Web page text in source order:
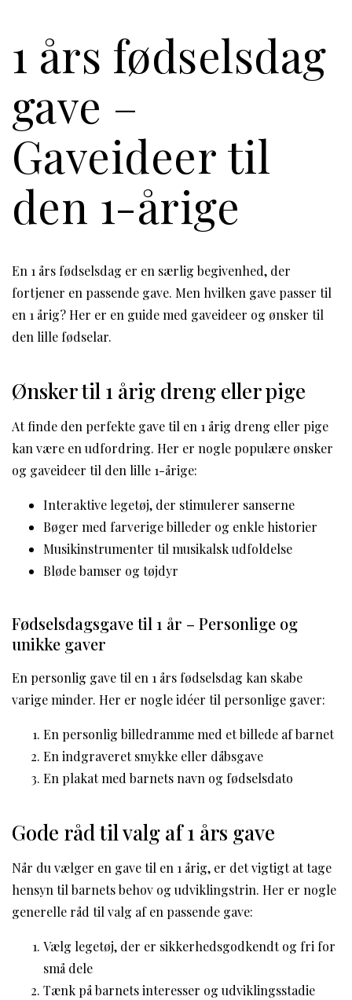
1 års fødselsdag
gave –
Gaveideer til
den 1-årige
En 1 års fødselsdag er en særlig begivenhed, der
fortjener en passende gave. Men hvilken gave passer til
en 1 årig? Her er en guide med gaveideer og ønsker til
den lille fødselar.
Ønsker til 1 årig dreng eller pige
At finde den perfekte gave til en 1 årig dreng eller pige
kan være en udfordring. Her er nogle populære ønsker
og gaveideer til den lille 1-årige:
Interaktive legetøj, der stimulerer sanserne
Bøger med farverige billeder og enkle historier
Musikinstrumenter til musikalsk udfoldelse
Bløde bamser og tøjdyr
Fødselsdagsgave til 1 år – Personlige og
unikke gaver
En personlig gave til en 1 års fødselsdag kan skabe
varige minder. Her er nogle idéer til personlige gaver:
En personlig billedramme med et billede af barnet
En indgraveret smykke eller dåbsgave
En plakat med barnets navn og fødselsdato
Gode råd til valg af 1 års gave
Når du vælger en gave til en 1 årig, er det vigtigt at tage
hensyn til barnets behov og udviklingstrin. Her er nogle
generelle råd til valg af en passende gave:
Vælg legetøj, der er sikkerhedsgodkendt og fri for
små dele
Tænk på barnets interesser og udviklingsstadie